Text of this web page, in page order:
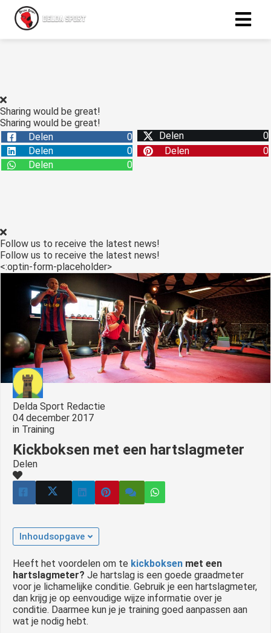
Sharing would be great!
Sharing would be great!
Delen
0 Delen
0
Delen
0 Delen
0
Delen
0
Follow us to receive the latest news!
Follow us to receive the latest news!
<:optin-form-placeholder>
Delda Sport Redactie
04 december 2017
in Training
Kickboksen met een hartslagmeter
Delen
Inhoudsopgave
Heeft het voordelen om te kickboksen met een
hartslagmeter? Je hartslag is een goede graadmeter
voor je lichamelijke conditie. Gebruik je een hartslagmeter,
dan krijg je op eenvoudige wijze informatie over je
conditie. Daarmee kun je je training goed aanpassen aan
wat je nodig hebt.
gebruikt
deze
worden
om
te
over
op
gebruikt
te
Hierdoor
website-